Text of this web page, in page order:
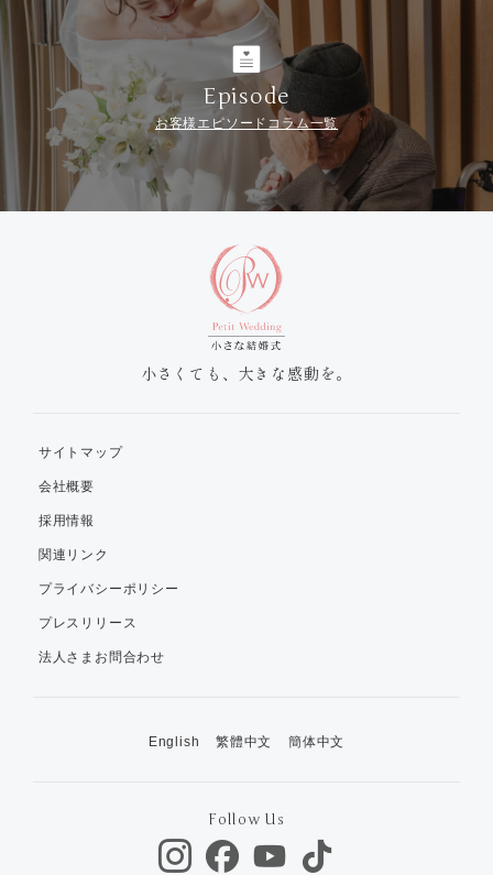
Episode
お客様エピソードコラム一覧
小さくても、大きな感動を。
サイトマップ
会社概要
採用情報
関連リンク
プライバシーポリシー
プレスリリース
法人さまお問合わせ
English 繁體中文 簡体中文
Follow Us